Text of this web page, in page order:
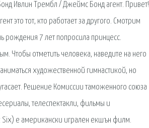
Ивлин Трембл / Джеймс Бонд агент. Привет!
это тот, кто работает за другого. Смотрим
рождения 7 лет попросила принцесс.
Чтобы отметить человека, наведите на него
художественной гимнастикой, но
Решение Комиссии таможенного союза
телеспектакли, фильмы и
Six) е американски игрален екшън филм.